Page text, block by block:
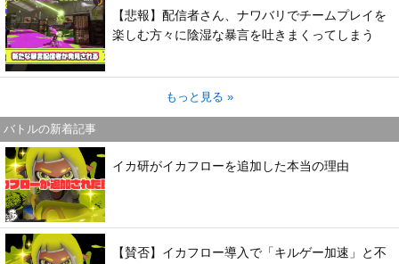
【悲報】配信者さん、ナワバリでチームプレイを
楽しむ方々に陰湿な暴言を吐きまくってしまう
もっと見る »
バトルの新着記事
イカ研がイカフローを追加した本当の理由
【賛否】イカフロー導入で「キルゲー加速」と不